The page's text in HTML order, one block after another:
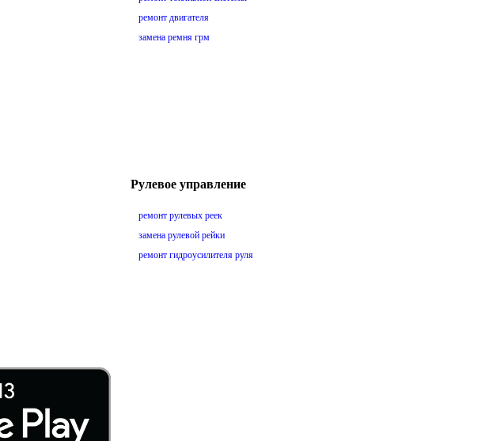
ремонт двигателя
замена ремня грм
Рулевое управление
ремонт рулевых реек
замена рулевой рейки
ремонт гидроусилителя руля